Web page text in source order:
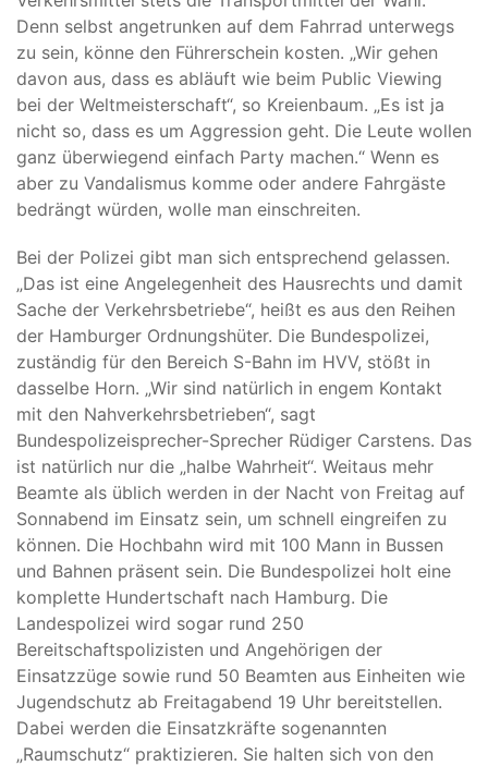
Denn selbst angetrunken auf dem Fahrrad unterwegs
zu sein, könne den Führerschein kosten. „Wir gehen
davon aus, dass es abläuft wie beim Public Viewing
bei der Weltmeisterschaft“, so Kreienbaum. „Es ist ja
nicht so, dass es um Aggression geht. Die Leute wollen
ganz überwiegend einfach Party machen.“ Wenn es
aber zu Vandalismus komme oder andere Fahrgäste
bedrängt würden, wolle man einschreiten.
Bei der Polizei gibt man sich entsprechend gelassen.
„Das ist eine Angelegenheit des Hausrechts und damit
Sache der Verkehrsbetriebe“, heißt es aus den Reihen
der Hamburger Ordnungshüter. Die Bundespolizei,
zuständig für den Bereich S-Bahn im HVV, stößt in
dasselbe Horn. „Wir sind natürlich in engem Kontakt
mit den Nahverkehrsbetrieben“, sagt
Bundespolizeisprecher-Sprecher Rüdiger Carstens. Das
ist natürlich nur die „halbe Wahrheit“. Weitaus mehr
Beamte als üblich werden in der Nacht von Freitag auf
Sonnabend im Einsatz sein, um schnell eingreifen zu
können. Die Hochbahn wird mit 100 Mann in Bussen
und Bahnen präsent sein. Die Bundespolizei holt eine
komplette Hundertschaft nach Hamburg. Die
Landespolizei wird sogar rund 250
Bereitschaftspolizisten und Angehörigen der
Einsatzzüge sowie rund 50 Beamten aus Einheiten wie
Jugendschutz ab Freitagabend 19 Uhr bereitstellen.
Dabei werden die Einsatzkräfte sogenannten
„Raumschutz“ praktizieren. Sie halten sich von den